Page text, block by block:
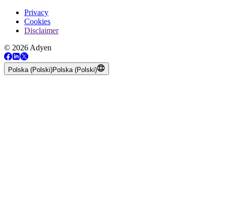
Privacy
Cookies
Disclaimer
© 2026 Adyen
Polska (Polski)Polska (Polski)